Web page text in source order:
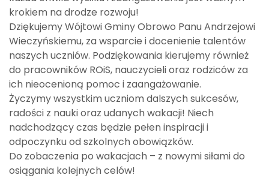
krokiem na drodze rozwoju!
Dziękujemy Wójtowi Gminy Obrowo Panu Andrzejowi
Wieczyńskiemu, za wsparcie i docenienie talentów
naszych uczniów. Podziękowania kierujemy również
do pracowników ROiS, nauczycieli oraz rodziców za
ich nieocenioną pomoc i zaangażowanie.
Życzymy wszystkim uczniom dalszych sukcesów,
radości z nauki oraz udanych wakacji! Niech
nadchodzący czas będzie pełen inspiracji i
odpoczynku od szkolnych obowiązków.
Do zobaczenia po wakacjach – z nowymi siłami do
osiągania kolejnych celów!